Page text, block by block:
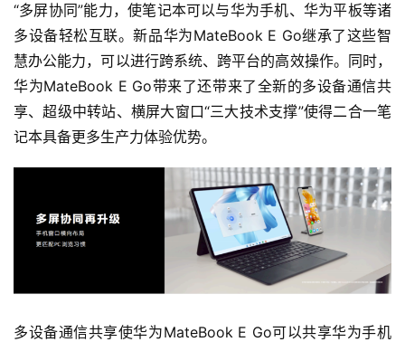
“多屏协同”能力，使笔记本可以与华为手机、华为平板等诸
多设备轻松互联。新品华为MateBook E Go继承了这些智
慧办公能力，可以进行跨系统、跨平台的高效操作。同时，
华为MateBook E Go带来了还带来了全新的多设备通信共
享、超级中转站、横屏大窗口“三大技术支撑”使得二合一笔
记本具备更多生产力体验优势。
多设备通信共享使华为MateBook E Go可以共享华为手机